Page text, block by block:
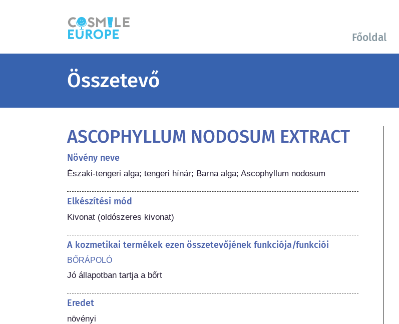
Főoldal
Összetevő
ASCOPHYLLUM NODOSUM EXTRACT
Növény neve
Északi-tengeri alga; tengeri hínár; Barna alga; Ascophyllum nodosum
Elkészítési mód
Kivonat (oldószeres kivonat)
A kozmetikai termékek ezen összetevőjének funkciója/funkciói
BŐRÁPOLÓ
Jó állapotban tartja a bőrt
Eredet
növényi